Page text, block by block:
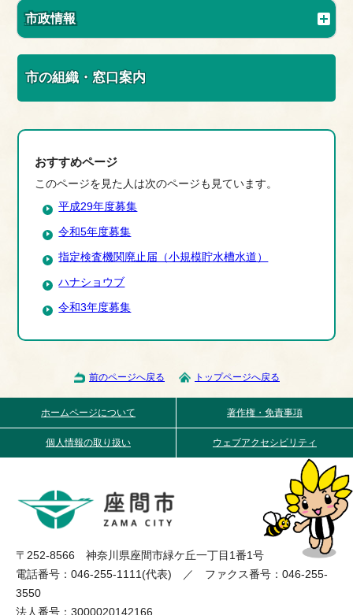
市政情報
市の組織・窓口案内
おすすめページ
このページを見た人は次のページも見ています。
平成29年度募集
令和5年度募集
指定検査機関廃止届（小規模貯水槽水道）
ハナショウブ
令和3年度募集
前のページへ戻る トップページへ戻る
ホームページについて 著作権・免責事項
個人情報の取り扱い ウェブアクセシビリティ
〒252-8566 神奈川県座間市緑ケ丘一丁目1番1号
電話番号：046-255-1111(代表) ／ ファクス番号：046-255-
3550
法人番号：3000020142166